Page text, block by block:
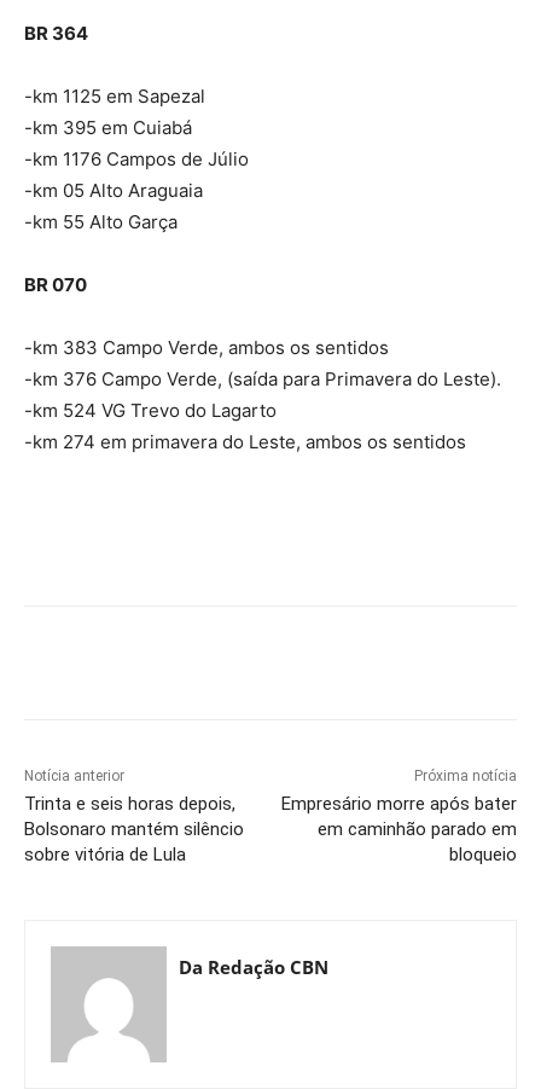
BR 364
-km 1125 em Sapezal
-km 395 em Cuiabá
-km 1176 Campos de Júlio
-km 05 Alto Araguaia
-km 55 Alto Garça
BR 070
-km 383 Campo Verde, ambos os sentidos
-km 376 Campo Verde, (saída para Primavera do Leste).
-km 524 VG Trevo do Lagarto
-km 274 em primavera do Leste, ambos os sentidos
Notícia anterior
Trinta e seis horas depois,
Bolsonaro mantém silêncio
sobre vitória de Lula
Próxima notícia
Empresário morre após bater
em caminhão parado em
bloqueio
Da Redação CBN